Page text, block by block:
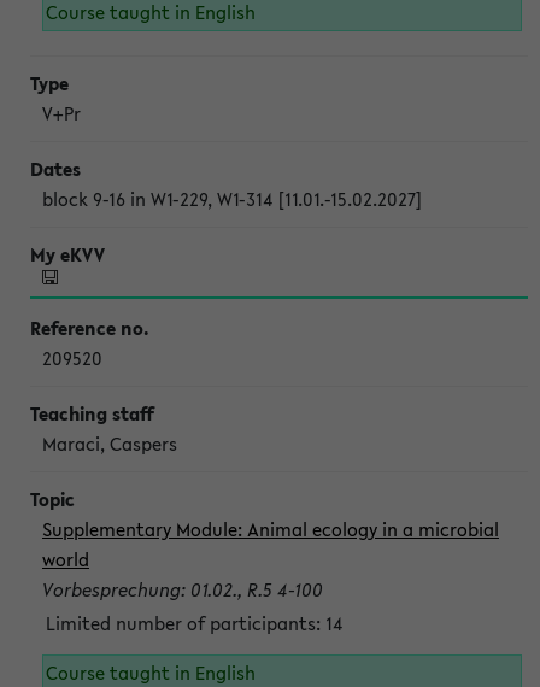
Course taught in English
V+Pr
block 9-16 in W1-229, W1-314 [11.01.-15.02.2027]
209520
Maraci, Caspers
Supplementary Module: Animal ecology in a microbial
world
Vorbesprechung: 01.02., R.5 4-100
Limited number of participants: 14
Course taught in English